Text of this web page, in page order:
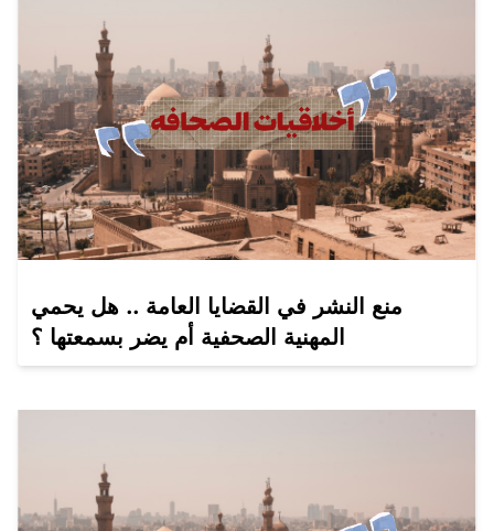
منع النشر في القضايا العامة .. هل يحمي
المهنية الصحفية أم يضر بسمعتها ؟